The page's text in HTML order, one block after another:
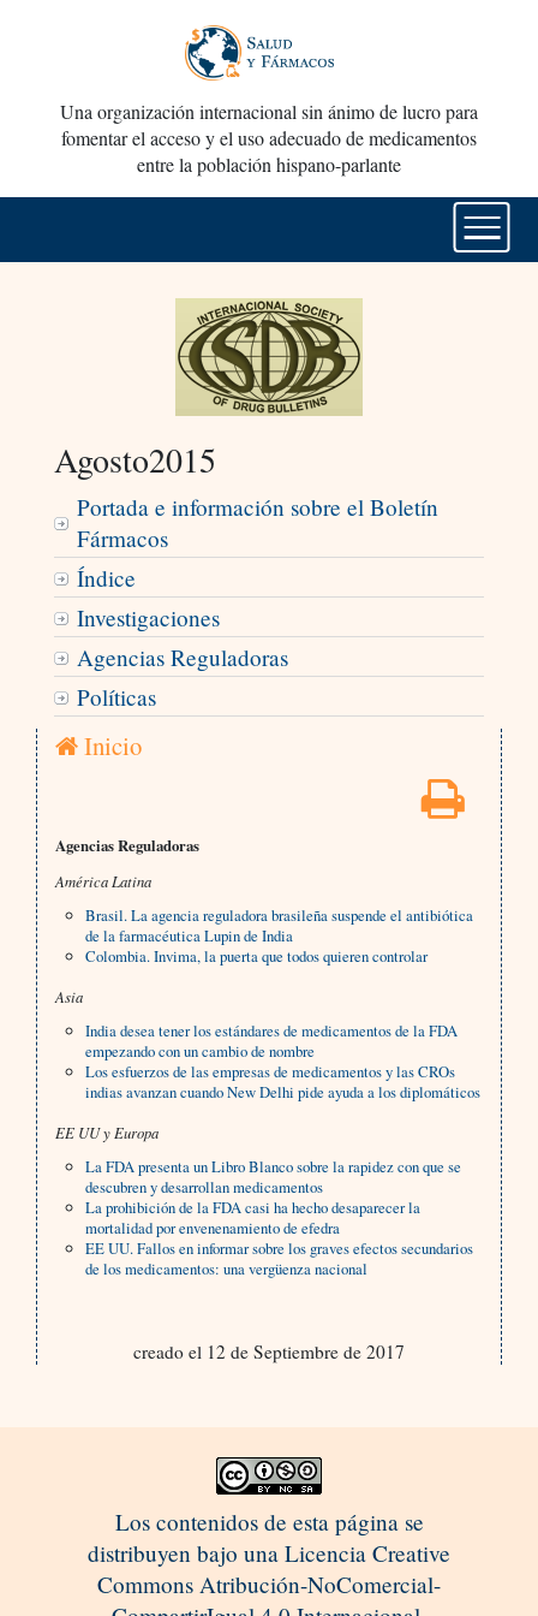
Una organización internacional sin ánimo de lucro para
fomentar el acceso y el uso adecuado de medicamentos
entre la población hispano-parlante
Agosto2015
Portada e información sobre el Boletín
Fármacos
Índice
Investigaciones
Agencias Reguladoras
Políticas
Inicio
Agencias Reguladoras
América Latina
Brasil. La agencia reguladora brasileña suspende el antibiótica
de la farmacéutica Lupin de India
Colombia. Invima, la puerta que todos quieren controlar
Asia
India desea tener los estándares de medicamentos de la FDA
empezando con un cambio de nombre
Los esfuerzos de las empresas de medicamentos y las CROs
indias avanzan cuando New Delhi pide ayuda a los diplomáticos
EE UU y Europa
La FDA presenta un Libro Blanco sobre la rapidez con que se
descubren y desarrollan medicamentos
La prohibición de la FDA casi ha hecho desaparecer la
mortalidad por envenenamiento de efedra
EE UU. Fallos en informar sobre los graves efectos secundarios
de los medicamentos: una vergüenza nacional
creado el 12 de Septiembre de 2017
Los contenidos de esta página se
distribuyen bajo una Licencia Creative
Commons Atribución-NoComercial-